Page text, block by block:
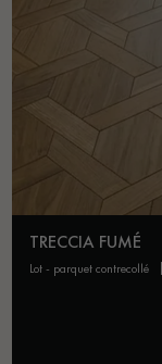
TRECCIA FUMÉ
lot - parquet contrecollé